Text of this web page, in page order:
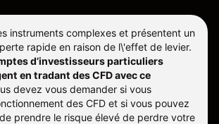
instruments complexes et présentent un
rapide en raison de l\'effet de levier.
d’investisseurs particuliers
en tradant des CFD avec ce
devez vous demander si vous
des CFD et si vous pouvez
prendre le risque élevé de perdre votre